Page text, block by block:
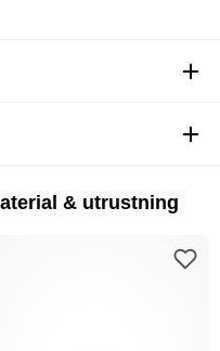
& utrustning